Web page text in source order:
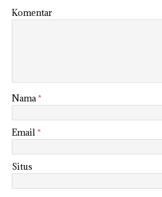
Komentar
Nama *
Email *
Situs